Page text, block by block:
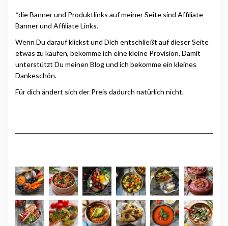
*die Banner und Produktlinks auf meiner Seite sind Affiliate
Banner und Affiliate Links.
Wenn Du darauf klickst und Dich entschließt auf dieser Seite
etwas zu kaufen, bekomme ich eine kleine Provision. Damit
unterstützt Du meinen Blog und ich bekomme ein kleines
Dankeschön.
Für dich ändert sich der Preis dadurch natürlich nicht.